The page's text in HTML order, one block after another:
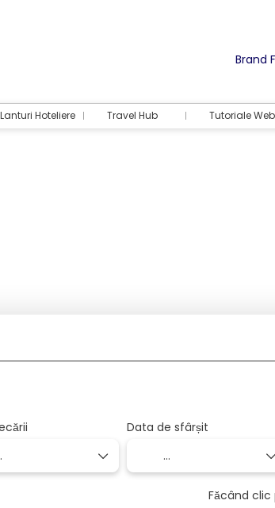
Brand
Lanturi Hoteliere Travel Hub Tutoriale Web
Data de sfârșit
Făcând